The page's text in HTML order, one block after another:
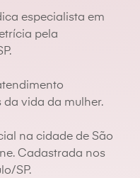
especialista em
pela
da vida da mulher.
na cidade de São
Cadastrada nos
SP.